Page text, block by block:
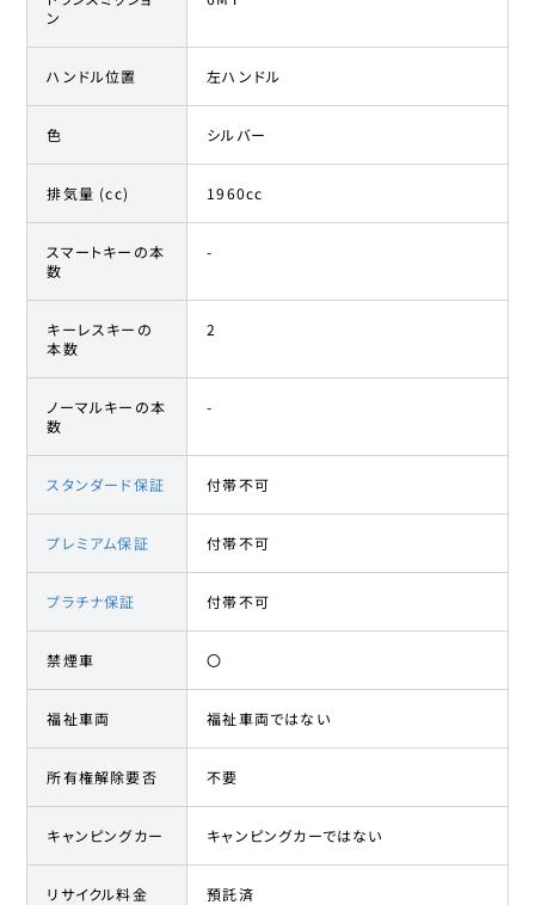
ン
ハンドル位置 左ハンドル
色 シルバー
排気量 (cc) 1960cc
スマートキーの本
数
-
キーレスキーの
本数
2
ノーマルキーの本
数
-
スタンダード保証 付帯不可
プレミアム保証 付帯不可
プラチナ保証 付帯不可
禁煙車 〇
福祉車両 福祉車両ではない
所有権解除要否 不要
キャンピングカー キャンピングカーではない
リサイクル料金 預託済